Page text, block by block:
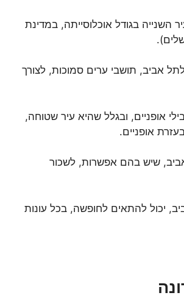
השנייה בגודל אוכלוסייתה, במדינת
אביב, תושבי ערים סמוכות, לצורך
אופניים, ובגלל שהיא עיר שטוחה,
אופניים.
שיש בהם אפשרות, לשכור
יכול להתאים לחופשה, בכל עונות